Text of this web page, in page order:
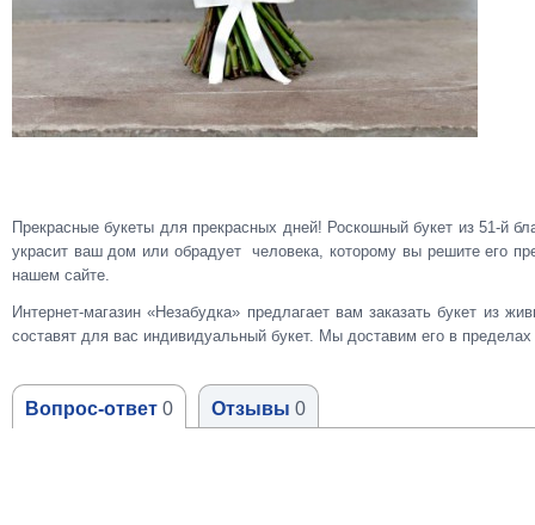
Прекрасные букеты для прекрасных дней! Роскошный букет из 51-й
украсит ваш дом или обрадует человека, которому вы решите его
нашем сайте.
Интернет-магазин «Незабудка» предлагает вам заказать букет из
составят для вас индивидуальный букет. Мы доставим его в
Вопрос-ответ 0 Отзывы 0